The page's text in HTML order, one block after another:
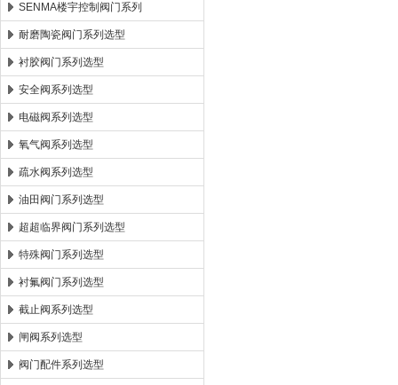
SENMA楼宇控制阀门系列
耐磨陶瓷阀门系列选型
衬胶阀门系列选型
安全阀系列选型
电磁阀系列选型
氧气阀系列选型
疏水阀系列选型
油田阀门系列选型
超超临界阀门系列选型
特殊阀门系列选型
衬氟阀门系列选型
截止阀系列选型
闸阀系列选型
阀门配件系列选型